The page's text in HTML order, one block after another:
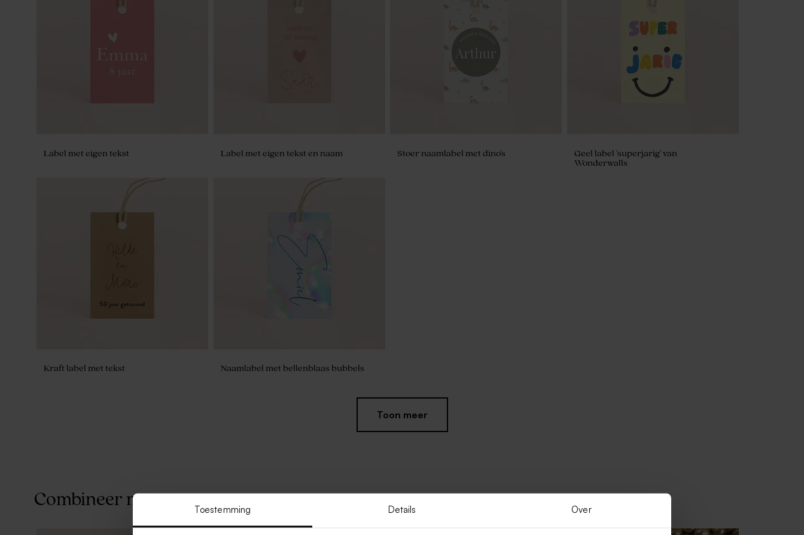
Toestemming Details Over
Label met eigen tekst Label met eigen tekst en naam Stoer naamlabel met dino's
Geel label 'superjarig' van
Wonderwalls
Kraft label met tekst Naamlabel met bellenblaas bubbels
Toon meer
Combineer met